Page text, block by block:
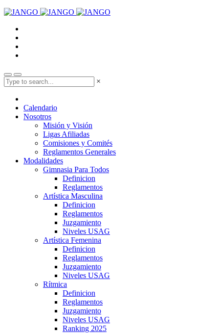
×
Calendario
Nosotros
Misión y Visión
Ligas Afiliadas
Comisiones y Comités
Reglamentos Generales
Modalidades
Gimnasia Para Todos
Definicion
Reglamentos
Artística Masculina
Definicion
Reglamentos
Juzgamiento
Niveles USAG
Artística Femenina
Definicion
Reglamentos
Juzgamiento
Niveles USAG
Rítmica
Definicion
Reglamentos
Juzgamiento
Niveles USAG
Ranking 2025